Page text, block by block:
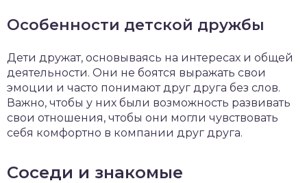
Особенности детской дружбы
Дети дружат, основываясь на интересах и общей
деятельности. Они не боятся выражать свои
эмоции и часто понимают друг друга без слов.
Важно, чтобы у них были возможность развивать
свои отношения, чтобы они могли чувствовать
себя комфортно в компании друг друга.
Соседи и знакомые